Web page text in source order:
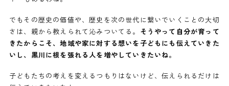
でもその歴史の価値や、歴史を次の世代に繋いでいくことの大切
さは、親から教えられて沁みついてる。 そうやって自分が育って
きたからこそ、地域や家に対する想いを子どもにも伝えていきた
いし、黒川に根を張れる人を増やしていきたいね。
子どもたちの考えを変えるつもりはないけど、伝えられるだけは